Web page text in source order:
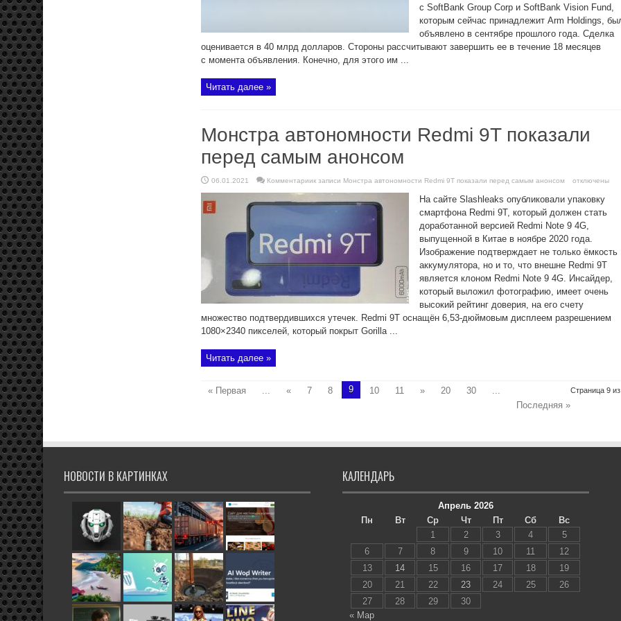
с SoftBank Group Corp и SoftBank Vision Fund,
которым сейчас принадлежит Arm Holdings,
объявлено в сентябре прошлого года. Сделка
оценивается в 40 млрд долларов. Стороны рассчитывают завершить ее в течение 18 месяцев
с момента объявления. Конечно, для этого им ...
Читать далее »
Монстра автономности Redmi 9T показали
перед самым анонсом
06.01.2021 Комментариик записи Монстра автономности Redmi 9T показали перед самым анонсом отключены
На сайте Slashleaks опубликовали упаковку
смартфона Redmi 9T, который должен стать
доработанной версией Redmi Note 9 4G,
выпущенной в Китае в ноябре 2020 года.
Изображение подтверждает не только ёмкость
аккумулятора, но и то, что внешне Redmi 9T
является клоном Redmi Note 9 4G. Инсайдер,
который выложил фотографию, имеет очень
высокий рейтинг доверия, на его счету
множество подтвердившихся утечек. Redmi 9T оснащён 6,53-дюймовым дисплеем разрешением
1080×2340 пикселей, который покрыт Gorilla ...
Читать далее »
Страница 9
« Первая ... « 7 8 9 10 11 » 20 30
...
Последняя »
НОВОСТИ В КАРТИНКАХ КАЛЕНДАРЬ
Апрель 2026
Пн
Вт Ср Чт Пт Сб
Вс
1
2 3 4
5
6
7 8 9 10 11
12
13
14 15 16 17 18
19
20
21 22 23 24 25
26
27
28 29
30
« Мар